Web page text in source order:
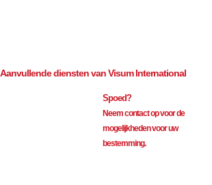
Aanvullende diensten van Visum International
Spoed?
Neem contact op voor de
mogelijkheden voor uw
bestemming.